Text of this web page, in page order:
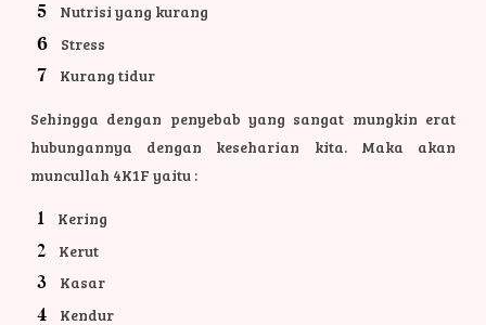
Nutrisi yang kurang
Stress
Kurang tidur
Sehingga dengan penyebab yang sangat mungkin erat
hubungannya dengan keseharian kita. Maka akan
muncullah 4K1F yaitu :
Kering
Kerut
Kasar
Kendur